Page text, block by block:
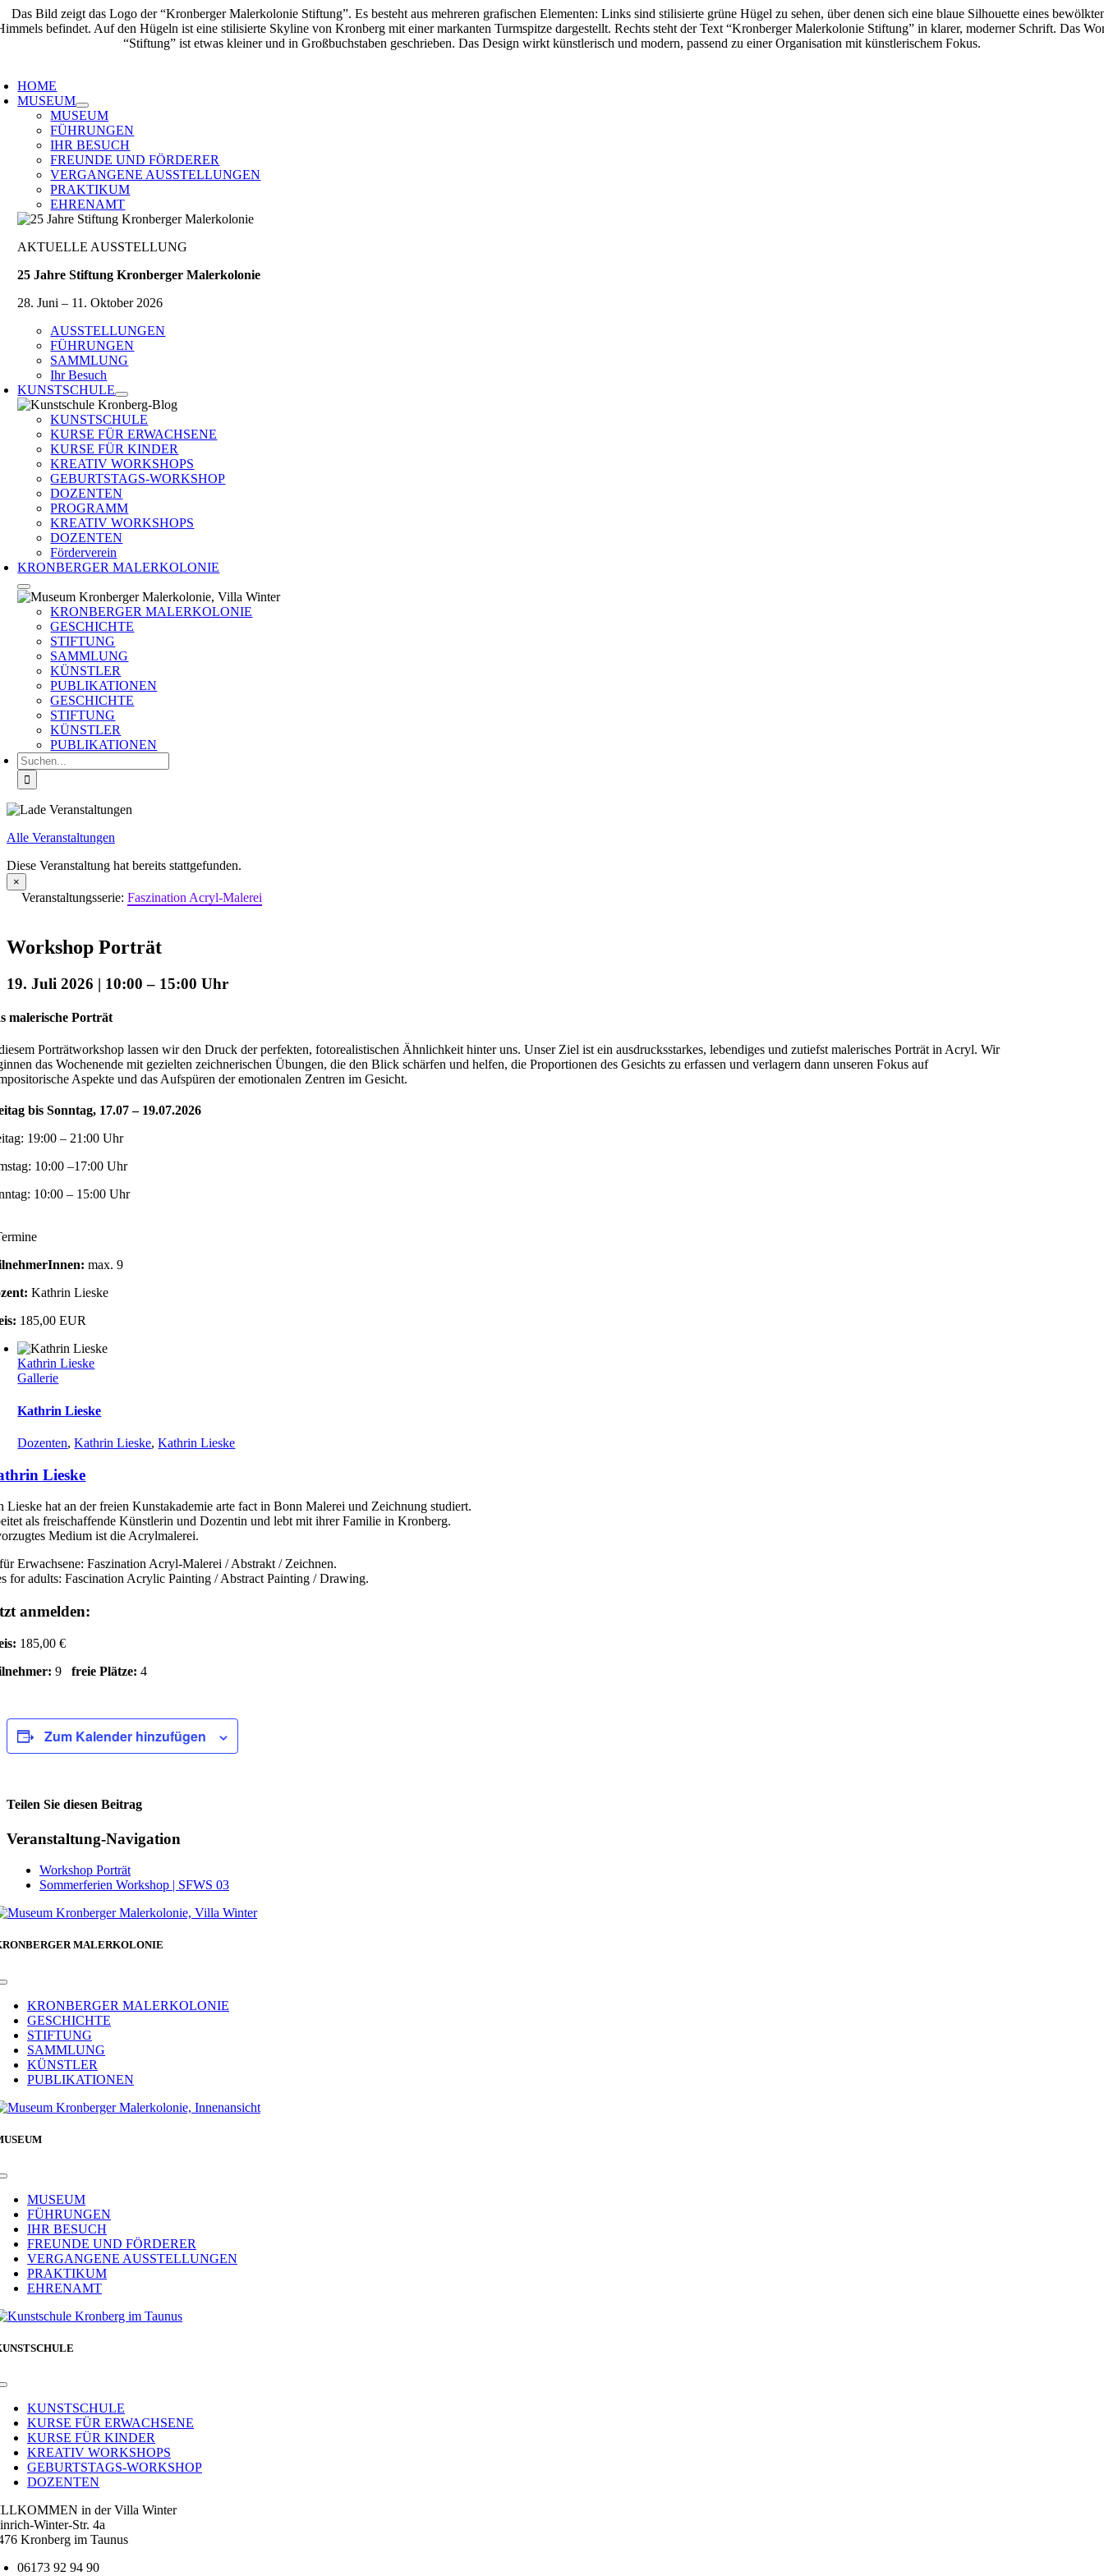
Zum
Inhalt
HOME
MUSEUM
MUSEUM
FÜHRUNGEN
IHR BESUCH
FREUNDE UND FÖRDERER
VERGANGENE AUSSTELLUNGEN
PRAKTIKUM
EHRENAMT
AKTUELLE AUSSTELLUNG
25 Jahre Stiftung Kronberger Malerkolonie
28. Juni – 11. Oktober 2026
AUSSTELLUNGEN
FÜHRUNGEN
SAMMLUNG
Ihr Besuch
KUNSTSCHULE
KUNSTSCHULE
KURSE FÜR ERWACHSENE
KURSE FÜR KINDER
KREATIV WORKSHOPS
GEBURTSTAGS-WORKSHOP
DOZENTEN
PROGRAMM
KREATIV WORKSHOPS
DOZENTEN
Förderverein
KRONBERGER MALERKOLONIE
KRONBERGER MALERKOLONIE
GESCHICHTE
STIFTUNG
SAMMLUNG
KÜNSTLER
PUBLIKATIONEN
GESCHICHTE
STIFTUNG
KÜNSTLER
PUBLIKATIONEN
Suche
nach:
Alle Veranstaltungen
Diese Veranstaltung hat bereits stattgefunden.
×
Veranstaltungsserie: Faszination Acryl-Malerei
Workshop Porträt
19. Juli 2026 | 10:00 – 15:00
malerische Porträt
Porträtworkshop lassen wir den Druck der perfekten, fotorealistischen Ähnlichkeit hinter uns. Unser Ziel ist ein ausdrucksstarkes, lebendiges und zutiefst malerisches Porträt in Acryl. Wir
das Wochenende mit gezielten zeichnerischen Übungen, die den Blick schärfen und helfen, die Proportionen des Gesichts zu erfassen und verlagern dann unseren Fokus auf
Aspekte und das Aufspüren der emotionalen Zentren im Gesicht.
bis Sonntag, 17.07 – 19.07.2026
19:00 – 21:00 Uhr
10:00 –17:00 Uhr
10:00 – 15:00 Uhr
max. 9
Kathrin Lieske
185,00 EUR
Kathrin Lieske
Gallerie
Kathrin Lieske
Dozenten,Kathrin Lieske,Kathrin Lieske
Lieske
Lieske hat an der freien Kunstakademie arte fact in Bonn Malerei und Zeichnung studiert.
als freischaffende Künstlerin und Dozentin und lebt mit ihrer Familie in Kronberg.
Medium ist die Acrylmalerei.
Erwachsene: Faszination Acryl-Malerei / Abstrakt / Zeichnen.
for adults: Fascination Acrylic Painting / Abstract Painting / Drawing.
anmelden:
185,00 €
9freie Plätze: 4
Zum Kalender hinzufügen
Teilen Sie diesen Beitrag
Facebook
Veranstaltung-Navigation
Workshop Porträt
Sommerferien Workshop | SFWS 03
MALERKOLONIE
Toggle
NavigationKRONBERGER MALERKOLONIE
GESCHICHTE
STIFTUNG
SAMMLUNG
KÜNSTLER
PUBLIKATIONEN
Toggle
NavigationMUSEUM
FÜHRUNGEN
IHR BESUCH
FREUNDE UND FÖRDERER
VERGANGENE AUSSTELLUNGEN
PRAKTIKUM
EHRENAMT
Toggle
NavigationKUNSTSCHULE
KURSE FÜR ERWACHSENE
KURSE FÜR KINDER
KREATIV WORKSHOPS
GEBURTSTAGS-WORKSHOP
DOZENTEN
in der Villa Winter
Winter-Str. 4a
Kronberg im Taunus
06173 92 94 90